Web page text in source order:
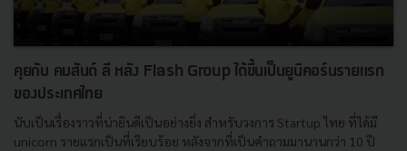
คุยกับ คมสันต์ ลี หลัง Flash Group ได้ขึ้นเป็นยูนิคอร์นรายแรก
ของประเทศไทย
นับเป็นเรื่องราวที่น่ายินดีเป็นอย่างยิ่ง สำหรับวงการ Startup ไทย ที่ได้มี
unicorn รายแรกเป็นที่เรียบร้อย หลังจากที่เป็นคำถามมานานกว่า 10 ปี